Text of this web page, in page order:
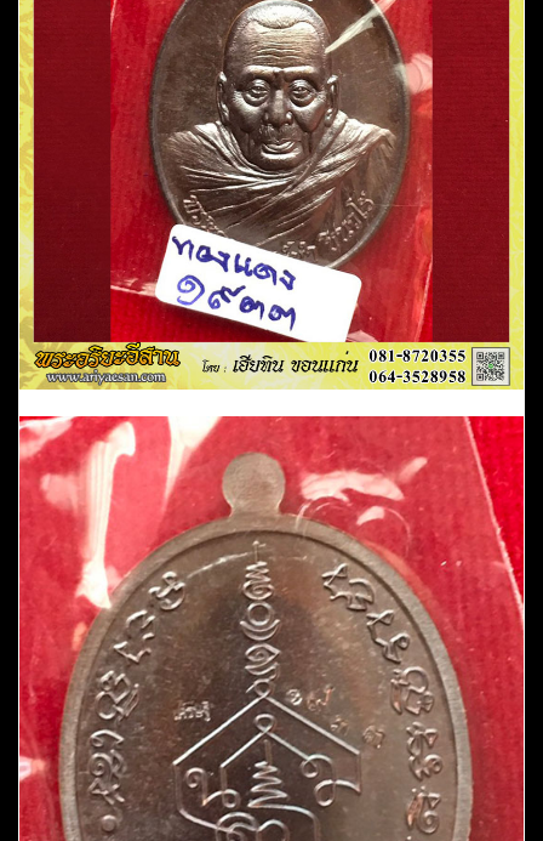
อาจารย์
นำ
ชิ
นวโร
เนื้อ
ทองแดง
มันปู
หมายเลข1933
หลัง
ยันต์
วัด
ดอน
ศาลา
จ.พัทลุง
ชิ้น